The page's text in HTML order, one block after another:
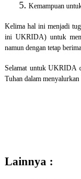
Kemampuan
Kelima hal ini menjadi
ini UKRIDA) untuk
namun dengan tetap
Selamat untuk UKRIDA
Tuhan dalam
Lainnya :